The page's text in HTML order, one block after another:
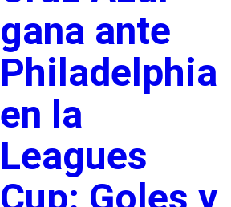
gana ante
Philadelphia
en la
Leagues
Cup: Goles y